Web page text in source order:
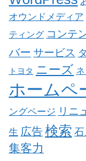
オウンドメディア
ティング コンテ
バー サービス
トヨタ ニーズ
ホームペ
ングページ リニ
生 広告検索
集客力